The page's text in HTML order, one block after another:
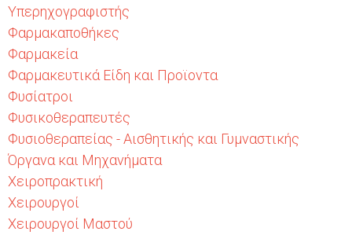
Υπερηχογραφιστής
Φαρμακαποθήκες
Φαρμακεία
Φαρμακευτικά Είδη και Προϊοντα
Φυσίατροι
Φυσικοθεραπευτές
Φυσιοθεραπείας - Αισθητικής και Γυμναστικής
Όργανα και Μηχανήματα
Χειροπρακτική
Χειρουργοί
Χειρουργοί Μαστού